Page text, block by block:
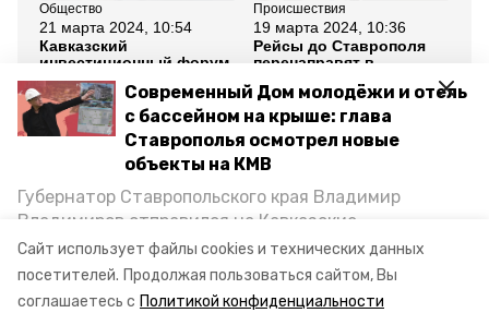
Сайт использует файлы cookies и технических данных
посетителей. Продолжая пользоваться сайтом, Вы
соглашаетесь с Политикой конфиденциальности
Современный Дом молодёжи и отель
с бассейном на крыше: глава
Ставрополья осмотрел новые
объекты на КМВ
Губернатор Ставропольского края Владимир
Владимиров отправился на Кавказские
Минеральные Воды, чтобы проинспектировать
строительство объектов в Кисловодске и
Минводах, а также выслушать предложения о
Общество
21 марта 2024, 10:54
Кавказский
инвестиционный форум
станет самым крупным
на Ставрополье в 2024
году
Происшествия
19 марта 2024, 10:36
Рейсы до Ставрополя
перенаправят в
ремонта асфальта
Все новости
отключение света